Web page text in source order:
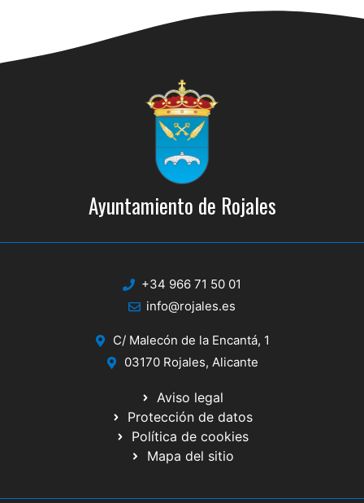
Ayuntamiento de Rojales
+34 966 71 50 01
info@rojales.es
C/ Malecón de la Encantá, 1
03170 Rojales, Alicante
Aviso legal
Protección de datos
Política de cookies
Mapa del sitio